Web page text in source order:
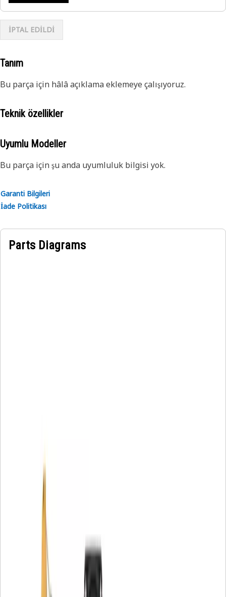
İPTAL EDİLDİ
Tanım
Bu parça için hâlâ açıklama eklemeye çalışıyoruz.
Teknik özellikler
Uyumlu Modeller
Bu parça için şu anda uyumluluk bilgisi yok.
Garanti Bilgileri
İade Politikası
Parts Diagrams